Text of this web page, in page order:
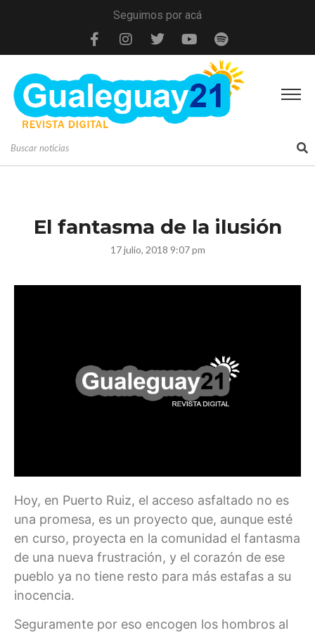
Seguimos por acá
El fantasma de la ilusión
17 julio, 2018 9:07 pm
Hoy, en Puerto Ruiz, el acceso asfaltado no es
una promesa, es un proyecto que, aunque esté
en curso, proyecta en la comunidad el fantasma
de una nueva frustración, y el corazón de ese
pueblo ya no tiene resto para más estafas a su
inocencia.
Seguramente por eso encogen los hombros al